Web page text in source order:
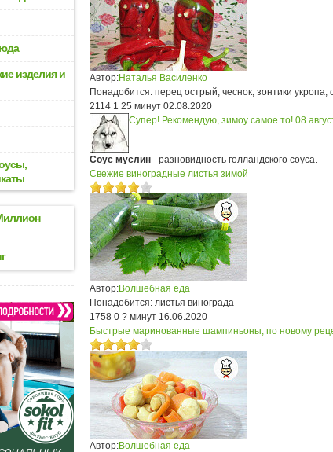
изделия и
Автор:Наталья Василенко
Понадобится: перец острый, чеснок, зонтики укропа,
2114 1 25 минут 02.08.2020
Супер! Рекомендую, зимоу самое то! 08
Соус муслин - разновидность голландского соуса.
Свежие виноградные листья зимой
Автор:Волшебная еда
Понадобится: листья винограда
1758 0 ? минут 16.06.2020
Быстрые маринованные шампиньоны, по новому
Автор:Волшебная еда